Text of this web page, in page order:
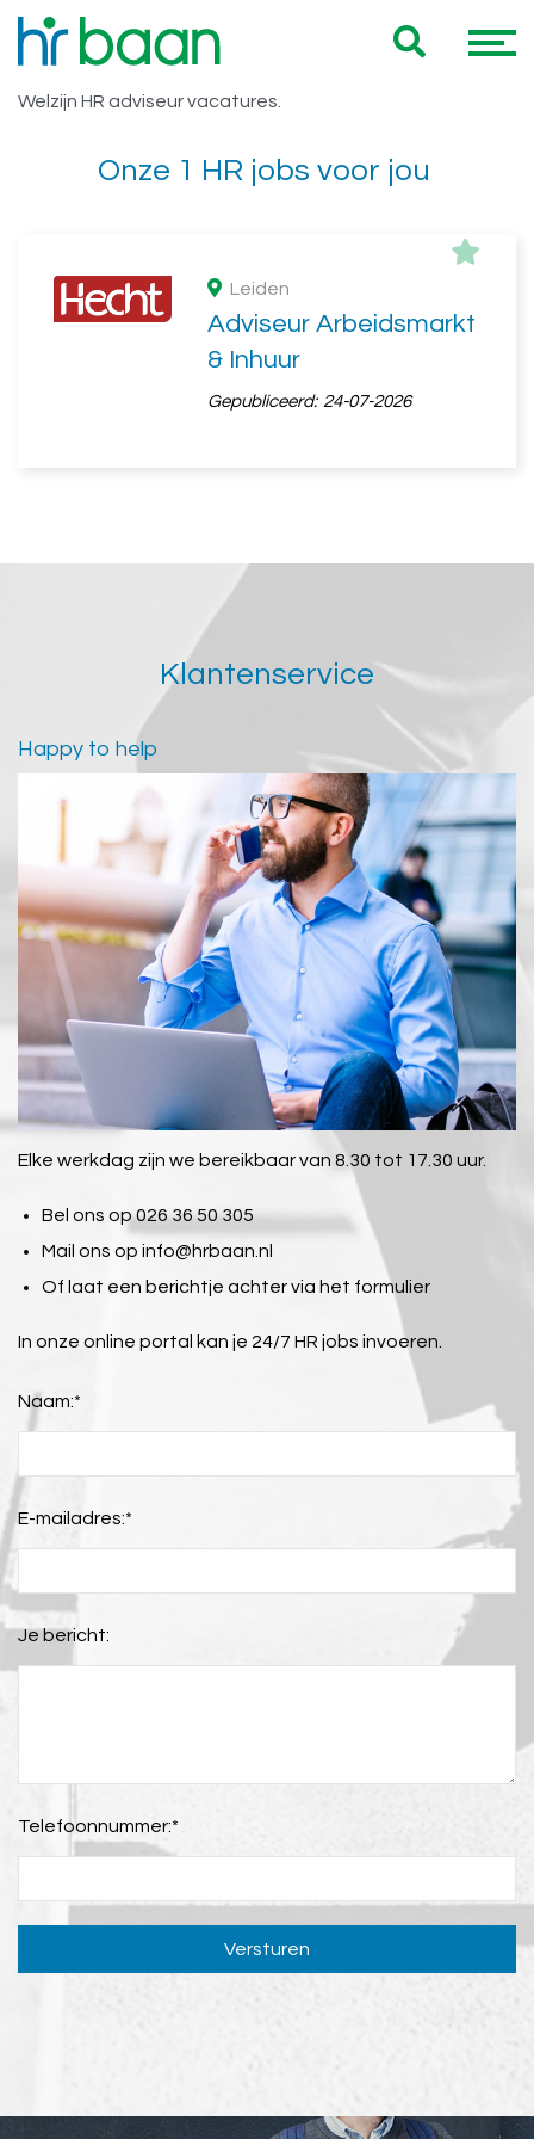
Vacatures HBO Zorg & Welzijn HR
adviseur
Hieronder vind je een overzicht van al onze HBO Zorg &
Welzijn HR adviseur vacatures.
Onze 1 HR jobs voor jou
Leiden
Adviseur Arbeidsmarkt
& Inhuur
Gepubliceerd: 24-07-2026
Klantenservice
Happy to help
Elke werkdag zijn we bereikbaar van 8.30 tot 17.30 uur.
Bel ons op 026 36 50 305
Mail ons op info@hrbaan.nl
Of laat een berichtje achter via het formulier
In onze online portal kan je 24/7 HR jobs invoeren.
Naam:*
E-mailadres:*
Je bericht:
Telefoonnummer:*
Versturen